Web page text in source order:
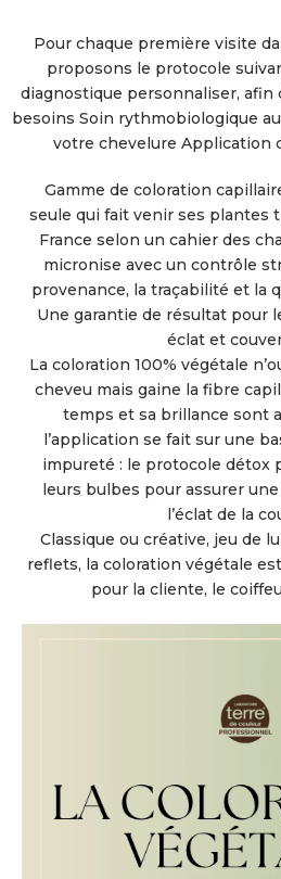
Pour chaque première visite
proposons le protocole
diagnostique personnaliser, afin
besoins Soin rythmobiologique
votre chevelure Application
Gamme de coloration
seule qui fait venir ses plantes
France selon un cahier des
micronise avec un contrôle
provenance, la traçabilité et la
Une garantie de résultat pour
éclat et
La coloration 100% végétale
cheveu mais gaine la fibre
temps et sa brillance sont
l’application se fait sur une
impureté : le protocole détox
leurs bulbes pour assurer
l’éclat de la
Classique ou créative, jeu de
reflets, la coloration végétale
pour la cliente, le